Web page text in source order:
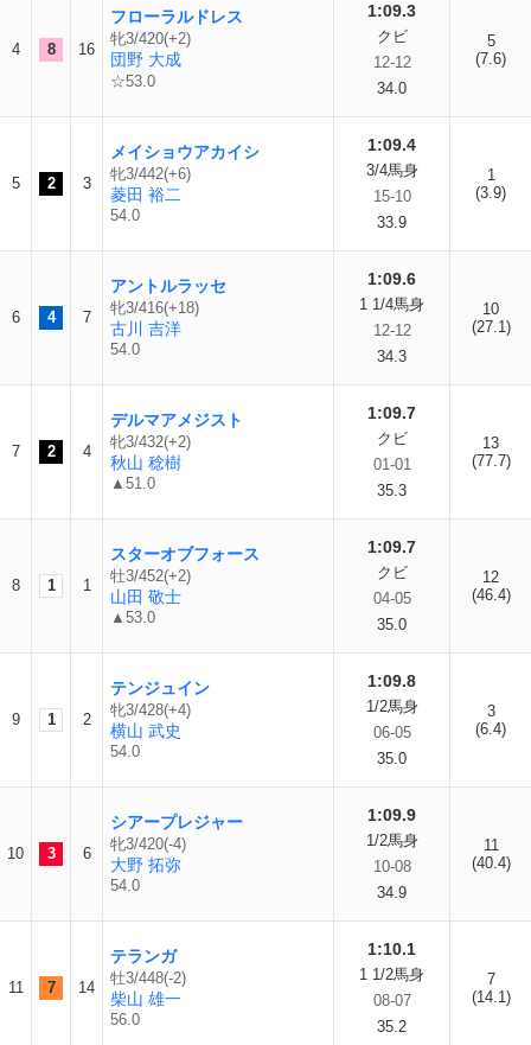
4 8 16
フローラルドレス
牝3/420(+2)
団野 大成
☆53.0
1:09.3
クビ
12-12
34.0
5
(7.6)
5 2 3
メイショウアカイシ
牝3/442(+6)
菱田 裕二
54.0
1:09.4
3/4馬身
15-10
33.9
1
(3.9)
6 4 7
アントルラッセ
牝3/416(+18)
古川 吉洋
54.0
1:09.6
1 1/4馬身
12-12
34.3
10
(27.1)
7 2 4
デルマアメジスト
牝3/432(+2)
秋山 稔樹
▲51.0
1:09.7
クビ
01-01
35.3
13
(77.7)
8 1 1
スターオブフォース
牡3/452(+2)
山田 敬士
▲53.0
1:09.7
クビ
04-05
35.0
12
(46.4)
9 1 2
テンジュイン
牝3/428(+4)
横山 武史
54.0
1:09.8
1/2馬身
06-05
35.0
3
(6.4)
10 3 6
シアープレジャー
牝3/420(-4)
大野 拓弥
54.0
1:09.9
1/2馬身
10-08
34.9
11
(40.4)
11 7 14
テランガ
牡3/448(-2)
柴山 雄一
56.0
1:10.1
1 1/2馬身
08-07
35.2
7
(14.1)